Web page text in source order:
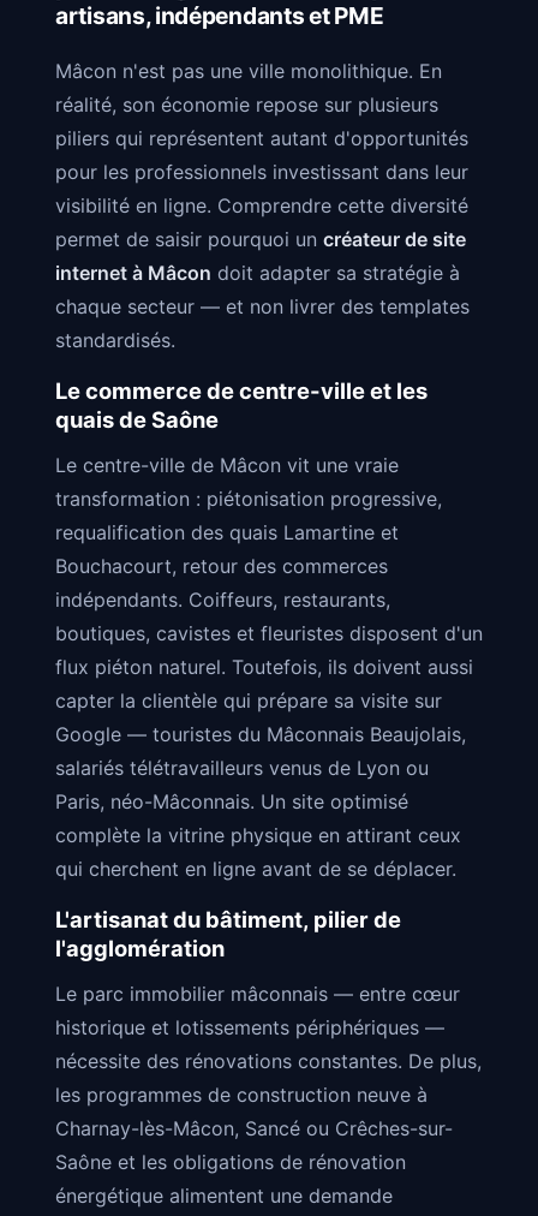
artisans, indépendants et PME
Mâcon n'est pas une ville monolithique. En
réalité, son économie repose sur plusieurs
piliers qui représentent autant d'opportunités
pour les professionnels investissant dans leur
visibilité en ligne. Comprendre cette diversité
permet de saisir pourquoi un créateur de site
internet à Mâcon doit adapter sa stratégie à
chaque secteur — et non livrer des templates
standardisés.
Le commerce de centre-ville et les
quais de Saône
Le centre-ville de Mâcon vit une vraie
transformation : piétonisation progressive,
requalification des quais Lamartine et
Bouchacourt, retour des commerces
indépendants. Coiffeurs, restaurants,
boutiques, cavistes et fleuristes disposent d'un
flux piéton naturel. Toutefois, ils doivent aussi
capter la clientèle qui prépare sa visite sur
Google — touristes du Mâconnais Beaujolais,
salariés télétravailleurs venus de Lyon ou
Paris, néo-Mâconnais. Un site optimisé
complète la vitrine physique en attirant ceux
qui cherchent en ligne avant de se déplacer.
L'artisanat du bâtiment, pilier de
l'agglomération
Le parc immobilier mâconnais — entre cœur
historique et lotissements périphériques —
nécessite des rénovations constantes. De plus,
les programmes de construction neuve à
Charnay-lès-Mâcon, Sancé ou Crêches-sur-
Saône et les obligations de rénovation
énergétique alimentent une demande